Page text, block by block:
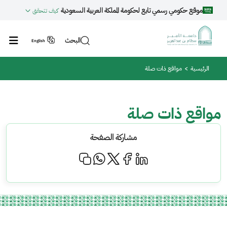
تجاوز إلى المحتوى الرئيسي
موقع حكومي رسمي تابع لحكومة المملكة العربية السعودية كيف تتحقق
البحث English
مسار التنقل
الرئيسية مواقع ذات صلة
مواقع ذات صلة
مشاركة الصفحة